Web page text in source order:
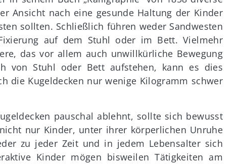
Ansicht nach eine gesunde Haltung der Kinder
sollten. Schließlich führen weder Sandwesten
auf dem Stuhl oder im Bett. Vielmehr
das vor allem auch unwillkürliche Bewegung
von Stuhl oder Bett aufstehen, kann es dies
die Kugeldecken nur wenige Kilogramm schwer
pauschal ablehnt, sollte sich bewusst
nur Kinder, unter ihrer körperlichen Unruhe
zu jeder Zeit und in jedem Lebensalter sich
Kinder mögen bisweilen Tätigkeiten am